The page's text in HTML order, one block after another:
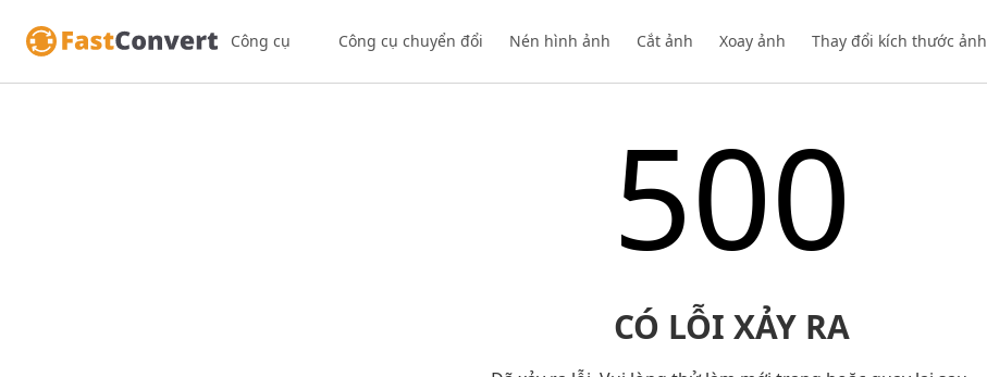
Công cụ Công cụ chuyển đổi Nén hình ảnh Cắt ảnh Xoay ảnh Thay đổi kích thước ảnh
500
CÓ LỖI XẢY RA